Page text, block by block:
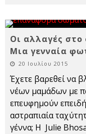
Οι αλλαγές στο
Μια γενναία
20 Ιουλίου 2015
Έχετε βαρεθεί να
νέων μαμάδων με
επευφημούν
αστραπιαία
γέννα; Η Julie